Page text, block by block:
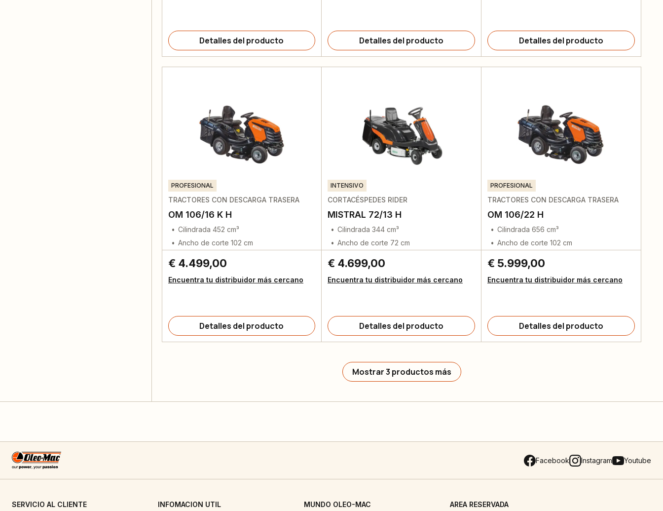
Detalles del producto Detalles del producto Detalles del producto
PROFESIONAL
TRACTORES CON DESCARGA TRASERA
OM 106/16 K H
Cilindrada 452 cm³
Ancho de corte 102 cm
€ 4.499,00
Encuentra tu distribuidor más cercano
Detalles del producto
INTENSIVO
CORTACÉSPEDES RIDER
MISTRAL 72/13 H
Cilindrada 344 cm³
Ancho de corte 72 cm
€ 4.699,00
Encuentra tu distribuidor más cercano
Detalles del producto
PROFESIONAL
TRACTORES CON DESCARGA TRASERA
OM 106/22 H
Cilindrada 656 cm³
Ancho de corte 102 cm
€ 5.999,00
Encuentra tu distribuidor más cercano
Detalles del producto
Mostrar 3 productos más
Facebook Instagram Youtube
SERVICIO AL CLIENTE INFOMACION UTIL MUNDO OLEO-MAC AREA RESERVADA